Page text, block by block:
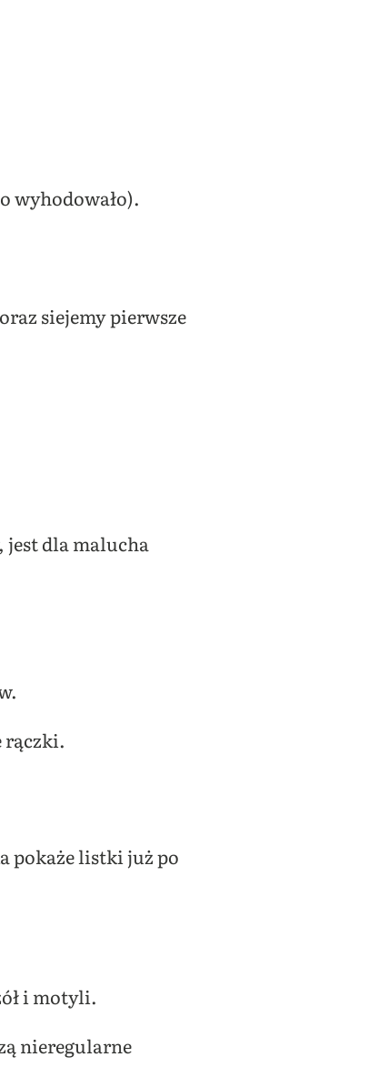
wyhodowało).
siejemy pierwsze
jest dla malucha
rączki.
pokaże listki już po
i motyli.
nieregularne